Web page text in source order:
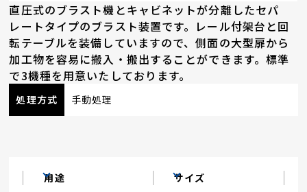
直圧式のブラスト機とキャビネットが分離したセパ
レートタイプのブラスト装置です。レール付架台と回
転テーブルを装備していますので、側面の大型扉から
加工物を容易に搬入・搬出することができます。標準
で3機種を用意いたしております。
処理方式 手動処理
用途 サイズ